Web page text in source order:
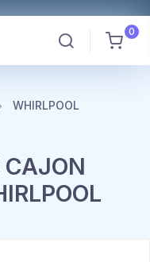
0
WHIRLPOOL
CAJON